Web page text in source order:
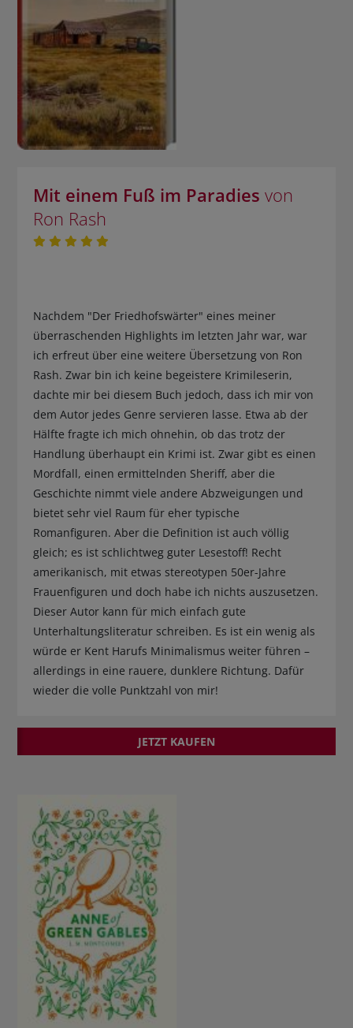
Mit einem Fuß im Paradies von
Ron Rash
Nachdem "Der Friedhofswärter" eines meiner
überraschenden Highlights im letzten Jahr war, war
ich erfreut über eine weitere Übersetzung von Ron
Rash. Zwar bin ich keine begeistere Krimileserin,
dachte mir bei diesem Buch jedoch, dass ich mir von
dem Autor jedes Genre servieren lasse. Etwa ab der
Hälfte fragte ich mich ohnehin, ob das trotz der
Handlung überhaupt ein Krimi ist. Zwar gibt es einen
Mordfall, einen ermittelnden Sheriff, aber die
Geschichte nimmt viele andere Abzweigungen und
bietet sehr viel Raum für eher typische
Romanfiguren. Aber die Definition ist auch völlig
gleich; es ist schlichtweg guter Lesestoff! Recht
amerikanisch, mit etwas stereotypen 50er-Jahre
Frauenfiguren und doch habe ich nichts auszusetzen.
Dieser Autor kann für mich einfach gute
Unterhaltungsliteratur schreiben. Es ist ein wenig als
würde er Kent Harufs Minimalismus weiter führen –
allerdings in eine rauere, dunklere Richtung. Dafür
wieder die volle Punktzahl von mir!
JETZT KAUFEN